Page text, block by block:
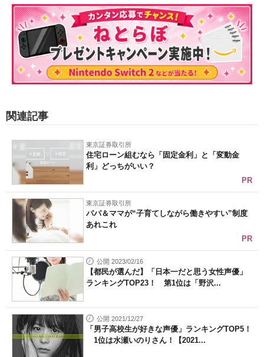
関連記事
東京証券取引所
住宅ローン組むなら「固定金利」と「変動金
利」どっちがいい？
PR
東京証券取引所
パパ＆ママが“子育てしながら働きやすい”制度
あれこれ
PR
公開 2023/02/16
【都民が選んだ】「日本一だと思う女性声優」
ランキングTOP23！ 第1位は「野沢...
公開 2021/12/27
「男子高校生が好きな声優」ランキングTOP5！
1位は水瀬いのりさん！【2021...